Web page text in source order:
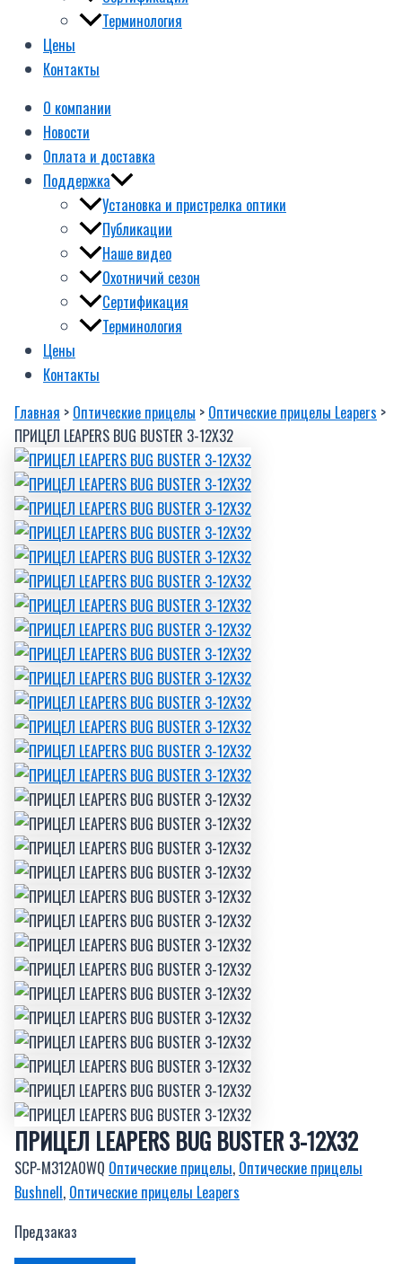
Терминология
Цены
Контакты
О компании
Новости
Оплата и доставка
Поддержка
Установка и пристрелка оптики
Публикации
Наше видео
Охотничий сезон
Сертификация
Терминология
Цены
Контакты
Главная > Оптические прицелы > Оптические прицелы Leapers >
ПРИЦЕЛ LEAPERS BUG BUSTER 3-12X32
ПРИЦЕЛ LEAPERS BUG BUSTER 3-12X32
SCP-M312AOWQ Оптические прицелы, Оптические прицелы
Bushnell, Оптические прицелы Leapers
Предзаказ